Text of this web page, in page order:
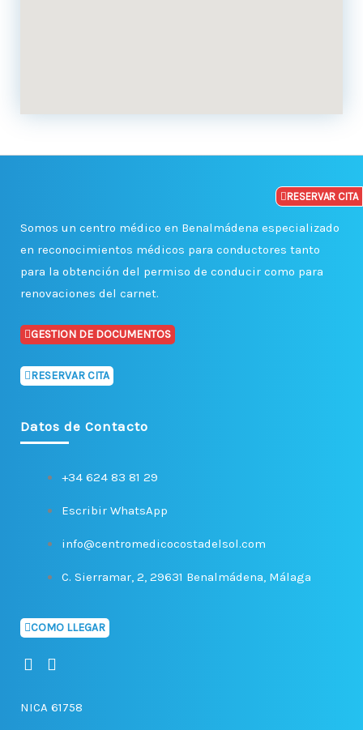
Somos un centro médico en Benalmádena especializado
en reconocimientos médicos para conductores tanto
para la obtención del permiso de conducir como para
renovaciones del carnet.
GESTION DE DOCUMENTOS
RESERVAR CITA
RESERVAR CITA
Datos de Contacto
+34 624 83 81 29
Escribir WhatsApp
info@centromedicocostadelsol.com
C. Sierramar, 2, 29631 Benalmádena, Málaga
COMO LLEGAR
F
e
I
t
NICA 61758